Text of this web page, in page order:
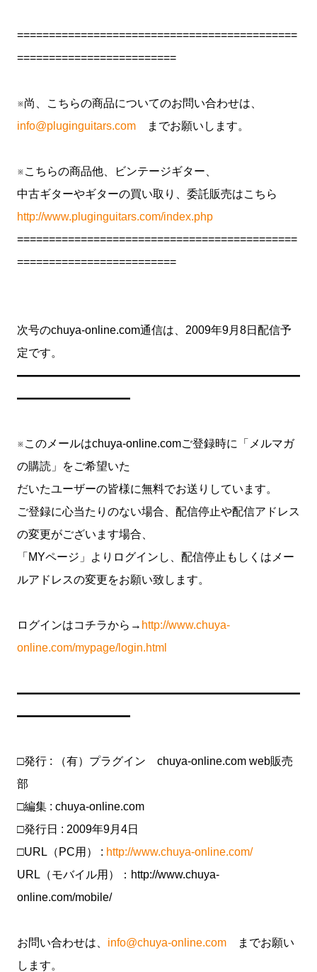
============================================
=========================
※尚、こちらの商品についてのお問い合わせは、
info@pluginguitars.com までお願いします。
※こちらの商品他、ビンテージギター、
中古ギターやギターの買い取り、委託販売はこちら
http://www.pluginguitars.com/index.php
============================================
=========================
次号のchuya-online.com通信は、2009年9月8日配信予
定です。
━━━━━━━━━━━━━━━━━━━━━━━━━
━━━━━━━━━━
※このメールはchuya-online.comご登録時に「メルマガ
の購読」をご希望いた
だいたユーザーの皆様に無料でお送りしています。
ご登録に心当たりのない場合、配信停止や配信アドレス
の変更がございます場合、
「MYページ」よりログインし、配信停止もしくはメー
ルアドレスの変更をお願い致します。
ログインはコチラから→ http://www.chuya-
online.com/mypage/login.html
━━━━━━━━━━━━━━━━━━━━━━━━━
━━━━━━━━━━
□発行 : （有）プラグイン chuya-online.com web販売
部
□編集 : chuya-online.com
□発行日 : 2009年9月4日
□URL（PC用） : http://www.chuya-online.com/
URL（モバイル用）：http://www.chuya-
online.com/mobile/
お問い合わせは、 info@chuya-online.com までお願い
します。